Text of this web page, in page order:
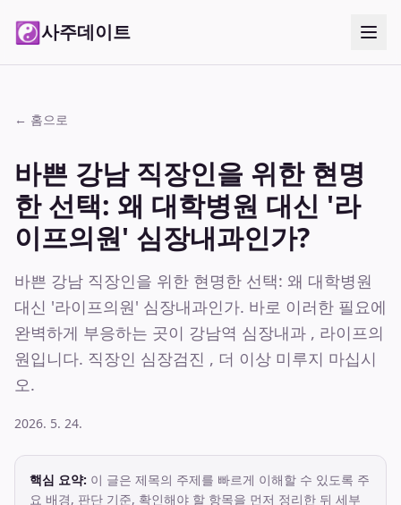
☯사주데이트
← 홈으로
바쁜 강남 직장인을 위한 현명
한 선택: 왜 대학병원 대신 '라
이프의원' 심장내과인가?
바쁜 강남 직장인을 위한 현명한 선택: 왜 대학병원
대신 '라이프의원' 심장내과인가. 바로 이러한 필요에
완벽하게 부응하는 곳이 강남역 심장내과 , 라이프의
원입니다. 직장인 심장검진 , 더 이상 미루지 마십시
오.
2026. 5. 24.
핵심 요약: 이 글은 제목의 주제를 빠르게 이해할 수 있도록 주
요 배경, 판단 기준, 확인해야 할 항목을 먼저 정리한 뒤 세부